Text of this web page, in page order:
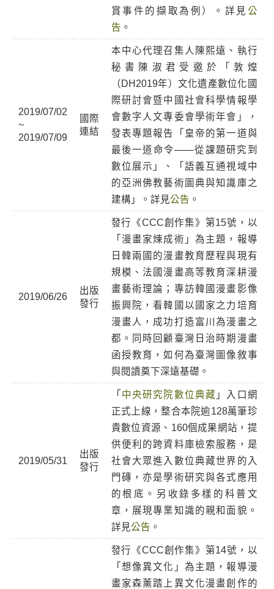
賞事件的擷取為例）。詳見 公
告 。
2019/07/02
~
2019/07/09
國際
連結
本中心代理召集人陳熙遠、執行
秘書陳淑君受邀於「敦煌
（DH2019年）文化遺產數位化國
際研討會暨中國社會科學情報學
會數字人文專委會學術年會」，
發表專題報告「皇帝的第一道與
最後一道命令——從課題研究到
數位展示」、「語義互通視域中
的亞洲佛教藝術圖典與知識庫之
建構」。詳見公告 。
2019/06/26
出版
發行
發行《CCC創作集》第15號，以
「漫畫家煉成術」為主題，報導
日韓兩國的漫畫教育歷程與現有
規模、法國漫畫高等教育深耕漫
畫藝術理論；專訪韓國漫畫影像
振興院，看韓國以國家之力培育
漫畫人，成功打造富川為漫畫之
都。同時回顧臺灣日治時期漫畫
函授教育，如何為臺灣圖像敘事
與閱讀奠下深遠基礎。
2019/05/31
出版
發行
「 中央研究院數位典藏 」入口網
正式上線，整合本院逾128萬筆珍
貴數位資源、160個成果網站，提
供便利的跨資料庫檢索服務，是
社會大眾進入數位典藏世界的入
門磚，亦是學術研究與各式應用
的根底。另收錄多樣的科普文
章，展現專業知識的親和面貌。
詳見公告 。
發行《CCC創作集》第14號，以
「想像異文化」為主題，報導漫
畫家森薰踏上異文化漫畫創作的